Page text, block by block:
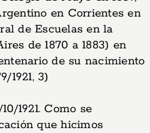
en Corrientes en
de Escuelas en la
de 1870 a 1883) en
de su nacimiento
1921, 3)
1921. Como se
que hicimos